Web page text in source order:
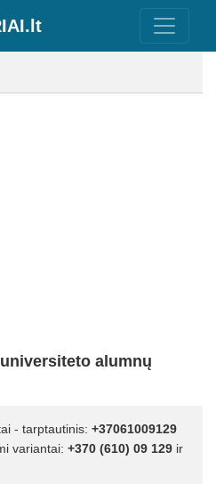
alumnų
- tarptautinis: +37061009129
variantai: +370 (610) 09 129 ir